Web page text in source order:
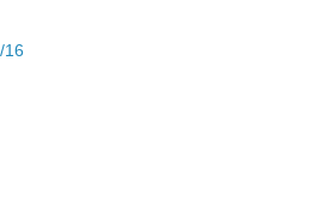
16